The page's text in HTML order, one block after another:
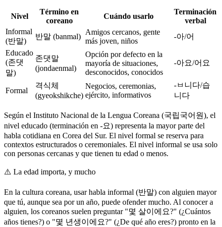
Nivel
Término en
coreano
Cuándo usarlo
Terminación
verbal
Informal
(반말)
반말 (banmal)
Amigos cercanos, gente
más joven, niños
-아/어
Educado
(존댓
말)
존댓말
(jondaenmal)
Opción por defecto en la
mayoría de situaciones,
desconocidos, conocidos
-아요/어요
Formal
격식체
(gyeokshikche)
Negocios, ceremonias,
ejército, informativos
-ㅂ니다/습
니다
Según el Instituto Nacional de la Lengua Coreana (국립국어원), el
nivel educado (terminación en -요) representa la mayor parte del
habla cotidiana en Corea del Sur. El nivel formal se reserva para
contextos estructurados o ceremoniales. El nivel informal se usa solo
con personas cercanas y que tienen tu edad o menos.
⚠️ La edad importa, y mucho
En la cultura coreana, usar habla informal (반말) con alguien mayor
que tú, aunque sea por un año, puede ofender mucho. Al conocer a
alguien, los coreanos suelen preguntar "몇 살이에요?" (¿Cuántos
años tienes?) o "몇 년생이에요?" (¿De qué año eres?) pronto en la